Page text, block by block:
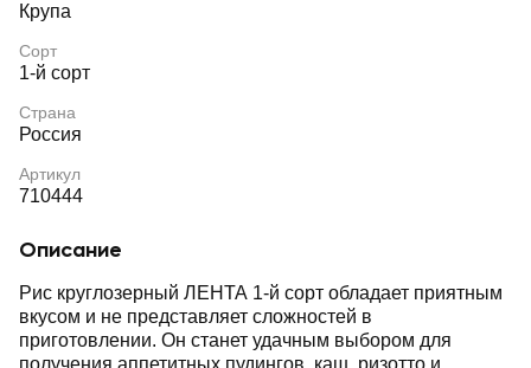
Крупа
Сорт
1-й сорт
Страна
Россия
Артикул
710444
Описание
Рис круглозерный ЛЕНТА 1-й сорт обладает приятным
вкусом и не представляет сложностей в
приготовлении. Он станет удачным выбором для
получения аппетитных пудингов, каш, ризотто и